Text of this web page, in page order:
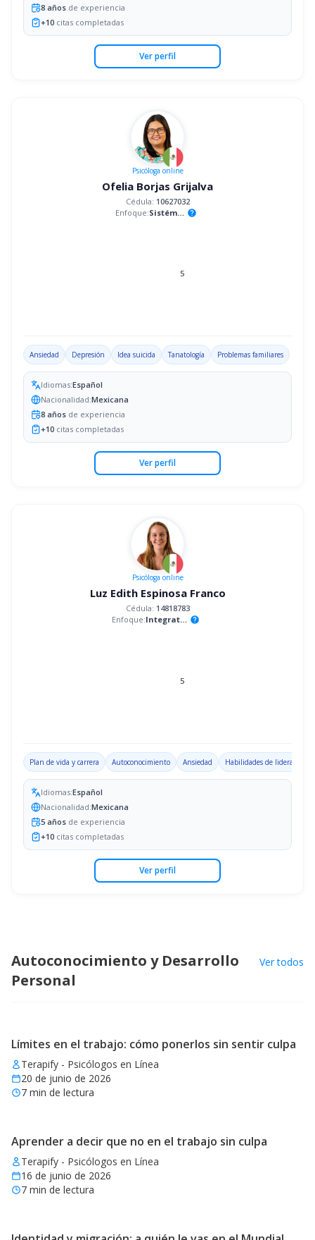
8 años de experiencia
+10 citas completadas
Ver perfil
Psicóloga online
Ofelia Borjas Grijalva
Cédula: 10627032
Enfoque:
Sistémico help
5
Ansiedad Depresión Idea suicida Tanatología Problemas familiares
Idiomas:Español
Nacionalidad:Mexicana
8 años de experiencia
+10 citas completadas
Ver perfil
Psicóloga online
Luz Edith Espinosa Franco
Cédula: 14818783
Enfoque:
Integrativo help
5
Plan de vida y carrera Autoconocimiento Ansiedad Habilidades de liderazgo
Idiomas:Español
Nacionalidad:Mexicana
5 años de experiencia
+10 citas completadas
Ver perfil
Autoconocimiento y Desarrollo
Personal
Ver todos
Límites en el trabajo: cómo ponerlos sin sentir culpa
Terapify - Psicólogos en Línea
20 de junio de 2026
7 min de lectura
Aprender a decir que no en el trabajo sin culpa
Terapify - Psicólogos en Línea
16 de junio de 2026
7 min de lectura